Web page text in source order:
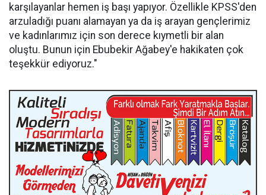
karşılayanlar hemen iş başı yapıyor. Özellikle KPSS'den
arzuladığı puanı alamayan ya da iş arayan gençlerimiz
ve kadınlarımız için son derece kıymetli bir alan
oluştu. Bunun için Ebubekir Ağabey'e hakikaten çok
teşekkür ediyoruz."